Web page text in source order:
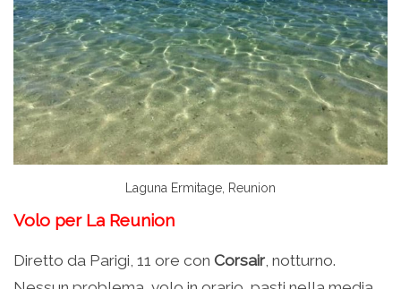
Laguna Ermitage, Reunion
Volo per La Reunion
Diretto da Parigi, 11 ore con Corsair, notturno.